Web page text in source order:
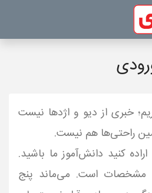
خبری از دیو و اژدها نیست
راحتی‌ها هم ‌نیست.
کنید دانش‌آموز ما باشید.
مشخصات است. می‌ماند پنج